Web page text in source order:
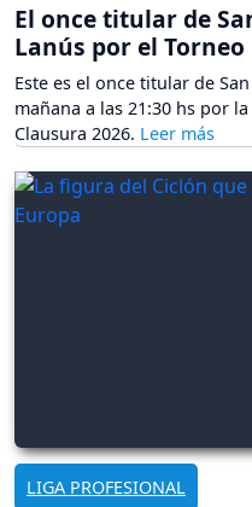
El once titular de
Lanús por el
Este es el once titular de
mañana a las 21:30 hs por
Clausura 2026.
LIGA PROFESIONAL